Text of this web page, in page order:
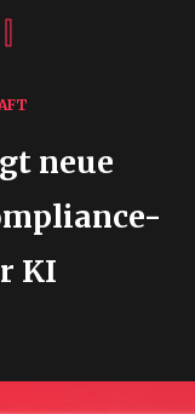
neue
KI